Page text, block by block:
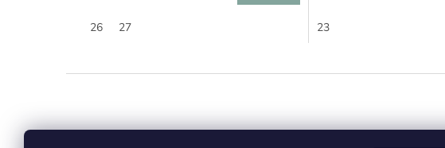
26 27 23